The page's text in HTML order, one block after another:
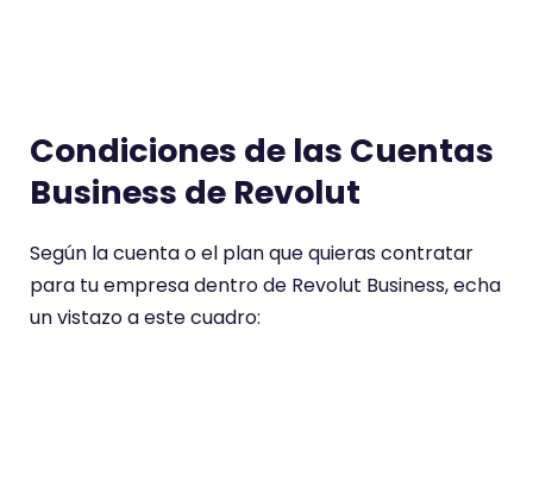
Condiciones de las Cuentas
Business de Revolut
Según la cuenta o el plan que quieras contratar
para tu empresa dentro de Revolut Business, echa
un vistazo a este cuadro: